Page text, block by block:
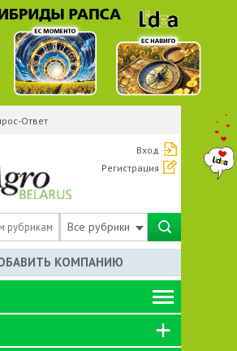
Ответ
Вход
Регистрация
Все рубрики
КОМПАНИЮ